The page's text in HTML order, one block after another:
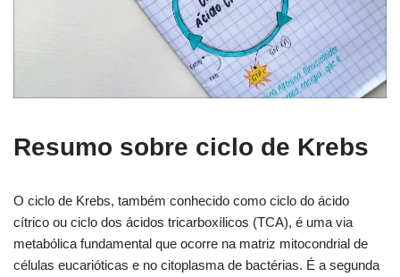
Resumo sobre ciclo de Krebs
O ciclo de Krebs, também conhecido como ciclo do ácido
cítrico ou ciclo dos ácidos tricarboxílicos (TCA), é uma via
metabólica fundamental que ocorre na matriz mitocondrial de
células eucarióticas e no citoplasma de bactérias. É a segunda